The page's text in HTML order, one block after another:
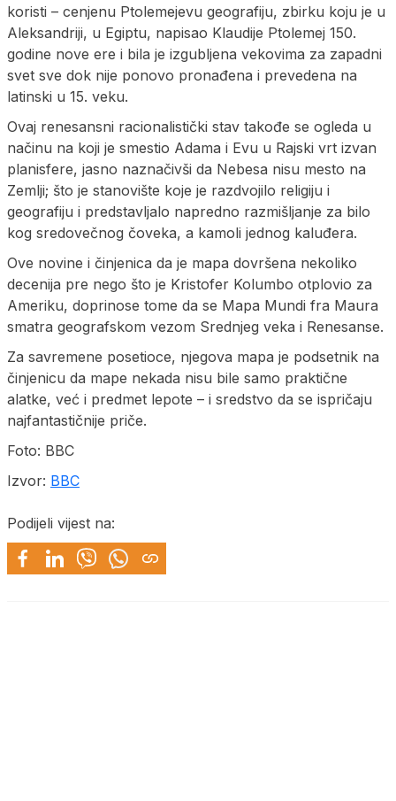
koristi – cenjenu Ptolemejevu geografiju, zbirku koju je u
Aleksandriji, u Egiptu, napisao Klaudije Ptolemej 150.
godine nove ere i bila je izgubljena vekovima za zapadni
svet sve dok nije ponovo pronađena i prevedena na
latinski u 15. veku.
Ovaj renesansni racionalistički stav takođe se ogleda u
načinu na koji je smestio Adama i Evu u Rajski vrt izvan
planisfere, jasno naznačivši da Nebesa nisu mesto na
Zemlji; što je stanovište koje je razdvojilo religiju i
geografiju i predstavljalo napredno razmišljanje za bilo
kog sredovečnog čoveka, a kamoli jednog kaluđera.
Ove novine i činjenica da je mapa dovršena nekoliko
decenija pre nego što je Kristofer Kolumbo otplovio za
Ameriku, doprinose tome da se Mapa Mundi fra Maura
smatra geografskom vezom Srednjeg veka i Renesanse.
Za savremene posetioce, njegova mapa je podsetnik na
činjenicu da mape nekada nisu bile samo praktične
alatke, već i predmet lepote – i sredstvo da se ispričaju
najfantastičnije priče.
Foto: BBC
Izvor: BBC
Podijeli vijest na: